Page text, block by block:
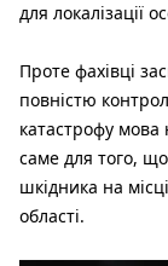
для локалізації
Проте фахівці
повністю
катастрофу
саме для того,
шкідника на
області.